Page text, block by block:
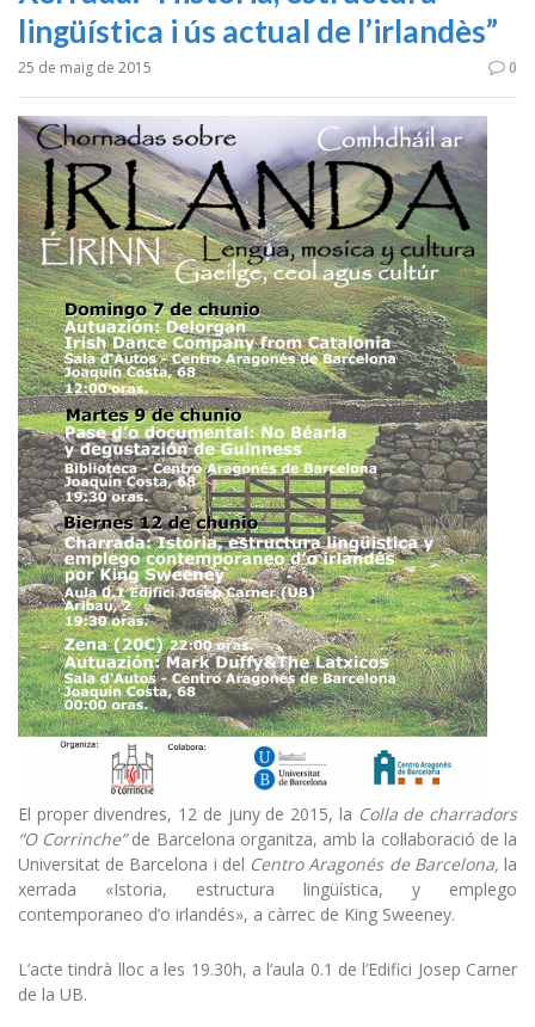
lingüística i ús actual de l’irlandès”
25 de maig de 2015 0
El proper divendres, 12 de juny de 2015, la Colla de charradors
“O Corrinche”de Barcelona organitza, amb la col·laboració de la
Universitat de Barcelona i del Centro Aragonés de Barcelona,la
xerrada «Istoria, estructura lingüística, y emplego
contemporaneo d’o irlandés», a càrrec de King Sweeney.
L’acte tindrà lloc a les 19.30h, a l’aula 0.1 de l’Edifici Josep Carner
de la UB.